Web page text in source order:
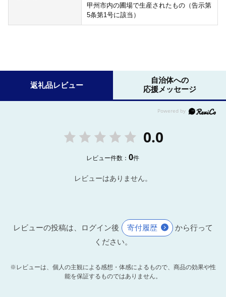
甲州市内の圃場で生産されたもの（告示第
5条第1号に該当）
返礼品レビュー
自治体への
応援メッセージ
0.0
レビュー件数：0件
レビューはありません。
レビューの投稿は、ログイン後 寄付履歴
から行って
ください。
※レビューは、個人の主観による感想・体感によるもので、商品の効果や性
能を保証するものではありません。